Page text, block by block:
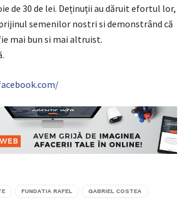
de 30 de lei. Deținuții au dăruit efortul lor,
semenilor nostri si demonstrând că
mai bun si mai altruist.
FUNDATIA RAFEL GABRIEL COSTEA